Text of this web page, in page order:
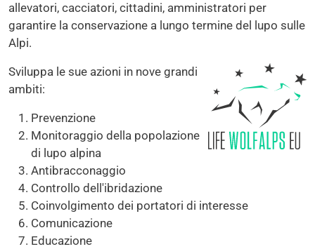
allevatori, cacciatori, cittadini, amministratori per
garantire la conservazione a lungo termine del lupo sulle
Alpi.
Immagine
Sviluppa le sue azioni in nove grandi
ambiti:
Prevenzione
Monitoraggio della popolazione
di lupo alpina
Antibracconaggio
Controllo dell'ibridazione
Coinvolgimento dei portatori di interesse
Comunicazione
Educazione